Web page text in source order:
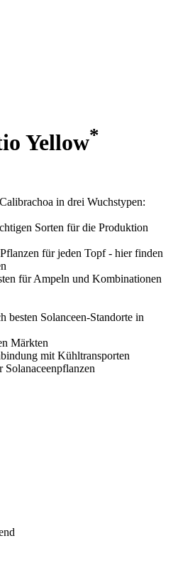
Yellow*
in drei Wuchstypen:
Sorten für die Produktion
für jeden Topf - hier finden
für Ampeln und Kombinationen
besten Solanceen-Standorte in
Märkten
mit Kühltransporten
Solanaceenpflanzen